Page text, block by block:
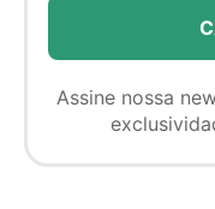
Assine nossa